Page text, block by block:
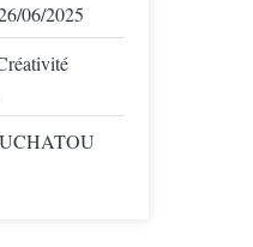
06/2025